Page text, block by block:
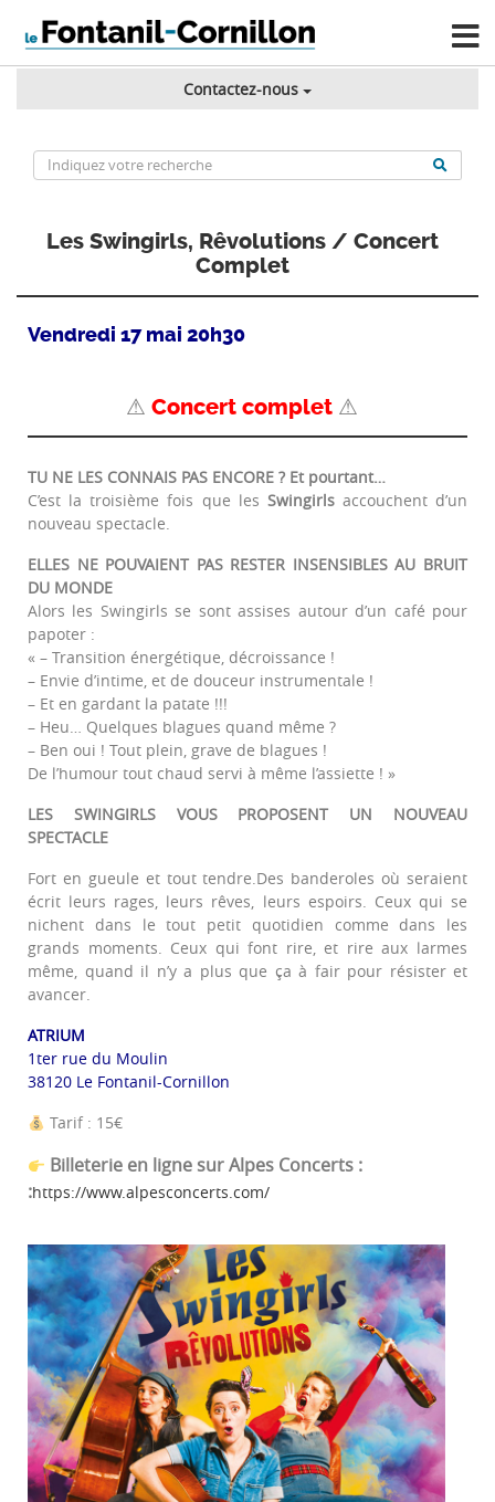
Contactez-nous
Les Swingirls, Rêvolutions / Concert
Complet
Vendredi 17 mai 20h30
⚠ Concert complet ⚠
TU NE LES CONNAIS PAS ENCORE ? Et pourtant…
C’est la troisième fois que les Swingirls accouchent d’un
nouveau spectacle.
ELLES NE POUVAIENT PAS RESTER INSENSIBLES AU BRUIT
DU MONDE
Alors les Swingirls se sont assises autour d’un café pour
papoter :
« – Transition énergétique, décroissance !
– Envie d’intime, et de douceur instrumentale !
– Et en gardant la patate !!!
– Heu… Quelques blagues quand même ?
– Ben oui ! Tout plein, grave de blagues !
De l’humour tout chaud servi à même l’assiette ! »
LES SWINGIRLS VOUS PROPOSENT UN NOUVEAU
SPECTACLE
Fort en gueule et tout tendre.Des banderoles où seraient
écrit leurs rages, leurs rêves, leurs espoirs. Ceux qui se
nichent dans le tout petit quotidien comme dans les
grands moments. Ceux qui font rire, et rire aux larmes
même, quand il n’y a plus que ça à fair pour résister et
avancer.
ATRIUM
1ter rue du Moulin
38120 Le Fontanil-Cornillon
Tarif : 15€
Billeterie en ligne sur Alpes Concerts :
:https://www.alpesconcerts.com/